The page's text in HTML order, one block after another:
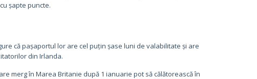
șapte puncte.
că pașaportul lor are cel puțin șase luni de valabilitate și are
din Irlanda.
merg în Marea Britanie după 1 ianuarie pot să călătorească în